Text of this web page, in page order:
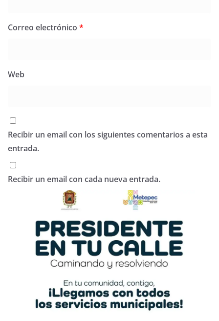
Correo electrónico *
Web
Recibir un email con los siguientes comentarios a esta
entrada.
Recibir un email con cada nueva entrada.